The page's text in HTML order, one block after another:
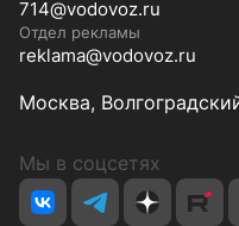
714@vodovoz.ru
Отдел рекламы
reklama@vodovoz.ru
Москва,
Мы в соцсетях